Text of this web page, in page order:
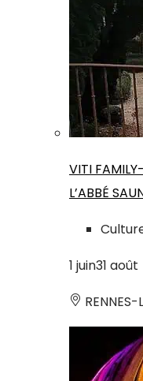
VITI
L’ABBÉ
1 juin31 août